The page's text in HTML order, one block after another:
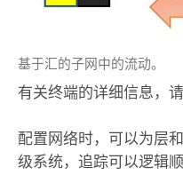
基于汇的子网中的流动。
有关终端的详细信息，
配置网络时，可以为层
级系统，追踪可以逻辑